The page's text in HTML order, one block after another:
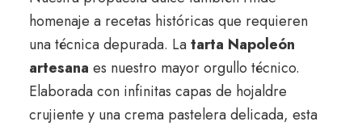
homenaje a recetas históricas que requieren
una técnica depurada. Latarta Napoleón
artesana es nuestro mayor orgullo técnico.
Elaborada con infinitas capas de hojaldre
crujiente y una crema pastelera delicada, esta